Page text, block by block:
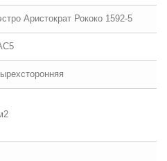
Аристократ Рококо 1592-5